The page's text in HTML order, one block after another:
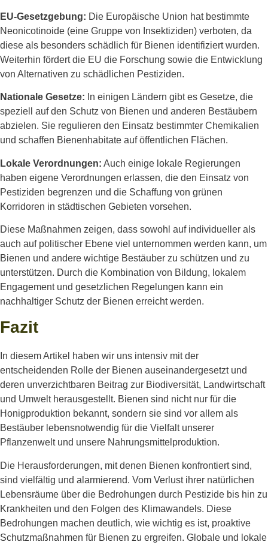
EU-Gesetzgebung: Die Europäische Union hat bestimmte
Neonicotinoide (eine Gruppe von Insektiziden) verboten, da
diese als besonders schädlich für Bienen identifiziert wurden.
Weiterhin fördert die EU die Forschung sowie die Entwicklung
von Alternativen zu schädlichen Pestiziden.
Nationale Gesetze: In einigen Ländern gibt es Gesetze, die
speziell auf den Schutz von Bienen und anderen Bestäubern
abzielen. Sie regulieren den Einsatz bestimmter Chemikalien
und schaffen Bienenhabitate auf öffentlichen Flächen.
Lokale Verordnungen: Auch einige lokale Regierungen
haben eigene Verordnungen erlassen, die den Einsatz von
Pestiziden begrenzen und die Schaffung von grünen
Korridoren in städtischen Gebieten vorsehen.
Diese Maßnahmen zeigen, dass sowohl auf individueller als
auch auf politischer Ebene viel unternommen werden kann, um
Bienen und andere wichtige Bestäuber zu schützen und zu
unterstützen. Durch die Kombination von Bildung, lokalem
Engagement und gesetzlichen Regelungen kann ein
nachhaltiger Schutz der Bienen erreicht werden.
Fazit
In diesem Artikel haben wir uns intensiv mit der
entscheidenden Rolle der Bienen auseinandergesetzt und
deren unverzichtbaren Beitrag zur Biodiversität, Landwirtschaft
und Umwelt herausgestellt. Bienen sind nicht nur für die
Honigproduktion bekannt, sondern sie sind vor allem als
Bestäuber lebensnotwendig für die Vielfalt unserer
Pflanzenwelt und unsere Nahrungsmittelproduktion.
Die Herausforderungen, mit denen Bienen konfrontiert sind,
sind vielfältig und alarmierend. Vom Verlust ihrer natürlichen
Lebensräume über die Bedrohungen durch Pestizide bis hin zu
Krankheiten und den Folgen des Klimawandels. Diese
Bedrohungen machen deutlich, wie wichtig es ist, proaktive
Schutzmaßnahmen für Bienen zu ergreifen. Globale und lokale